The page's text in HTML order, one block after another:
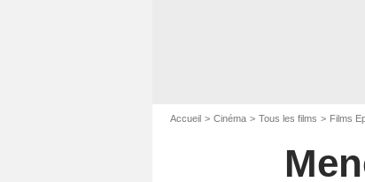
Accueil Cinéma Tous les films Films